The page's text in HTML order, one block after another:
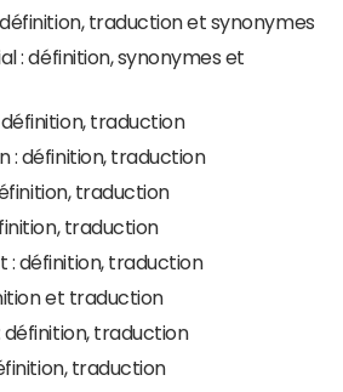
traduction et synonymes
: définition, synonymes et
traduction
: définition, traduction
traduction
traduction
: définition, traduction
et traduction
définition, traduction
traduction